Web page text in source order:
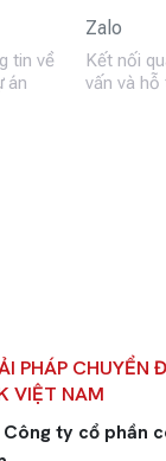
tin về
án
Zalo
Kết nối
vấn và
PHÁP CHUYỂN
VIỆT NAM
Công ty cổ phần